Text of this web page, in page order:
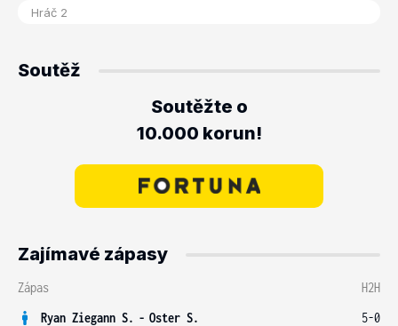
Soutěž
Soutěžte o
10.000 korun!
Zajímavé zápasy
Zápas
H2H
Ryan Ziegann S. - Oster S.
5-0